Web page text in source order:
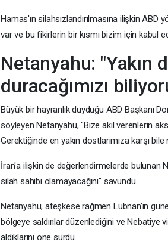
Hamas'ın silahsızlandırılmasına ilişkin
var ve bu fikirlerin bir kısmı bizim için kabul
Netanyahu: "Yakın
duracağımızı
Büyük bir hayranlık duyduğu ABD Başkanı
söyleyen Netanyahu, "Bize akıl verenlerin
Gerektiğinde en yakın dostlarımıza karşı
İran'a ilişkin de değerlendirmelerde bulunan
silah sahibi olamayacağını" savundu.
Netanyahu, ateşkese rağmen Lübnan'ın
bölgeye saldırılar düzenlediğini ve Nebatiye
aldıklarını öne sürdü.